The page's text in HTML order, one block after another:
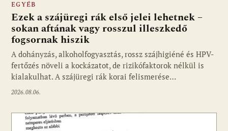
EGYÉB
Ezek a szájüregi rák első jelei lehetnek –
sokan aftának vagy rosszul illeszkedő
fogsornak hiszik
A dohányzás, alkoholfogyasztás, rossz szájhigiéné és HPV-
fertőzés növeli a kockázatot, de rizikófaktorok nélkül is
kialakulhat. A szájüregi rák korai felismerése…
2026.08.06.